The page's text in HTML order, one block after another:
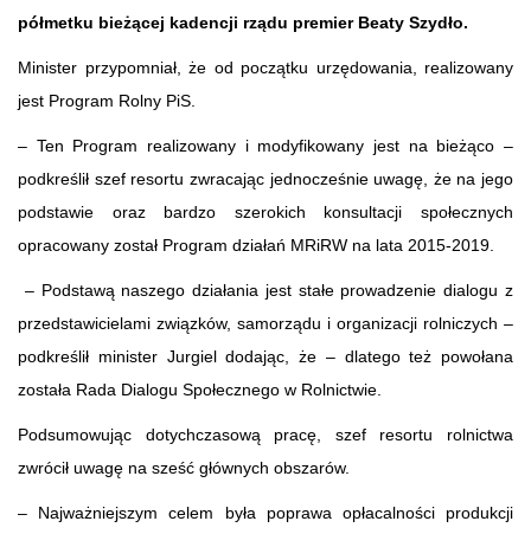
półmetku bieżącej kadencji rządu premier Beaty Szydło.
Minister przypomniał, że od początku urzędowania, realizowany
jest Program Rolny PiS.
– Ten Program realizowany i modyfikowany jest na bieżąco –
podkreślił szef resortu zwracając jednocześnie uwagę, że na jego
podstawie oraz bardzo szerokich konsultacji społecznych
opracowany został Program działań MRiRW na lata 2015-2019.
– Podstawą naszego działania jest stałe prowadzenie dialogu z
przedstawicielami związków, samorządu i organizacji rolniczych –
podkreślił minister Jurgiel dodając, że – dlatego też powołana
została Rada Dialogu Społecznego w Rolnictwie.
Podsumowując dotychczasową pracę, szef resortu rolnictwa
zwrócił uwagę na sześć głównych obszarów.
– Najważniejszym celem była poprawa opłacalności produkcji